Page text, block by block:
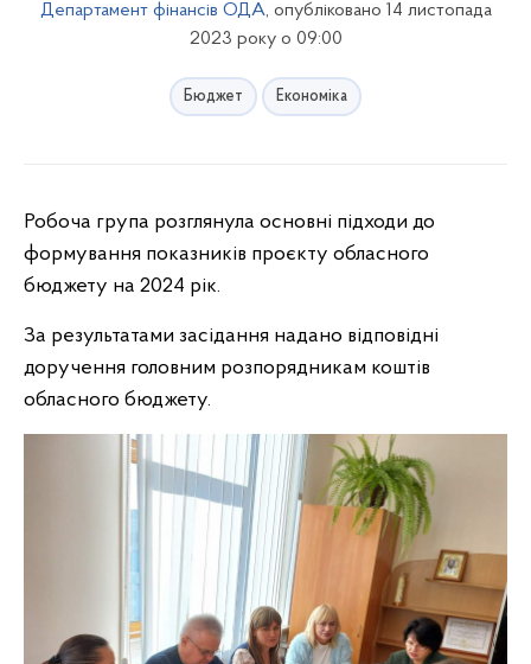
Департамент фінансів ОДА, опубліковано 14 листопада
2023 року о 09:00
Бюджет Економіка
Робоча група розглянула основні підходи до
формування показників проєкту обласного
бюджету на 2024 рік.
За результатами засідання надано відповідні
доручення головним розпорядникам коштів
обласного бюджету.